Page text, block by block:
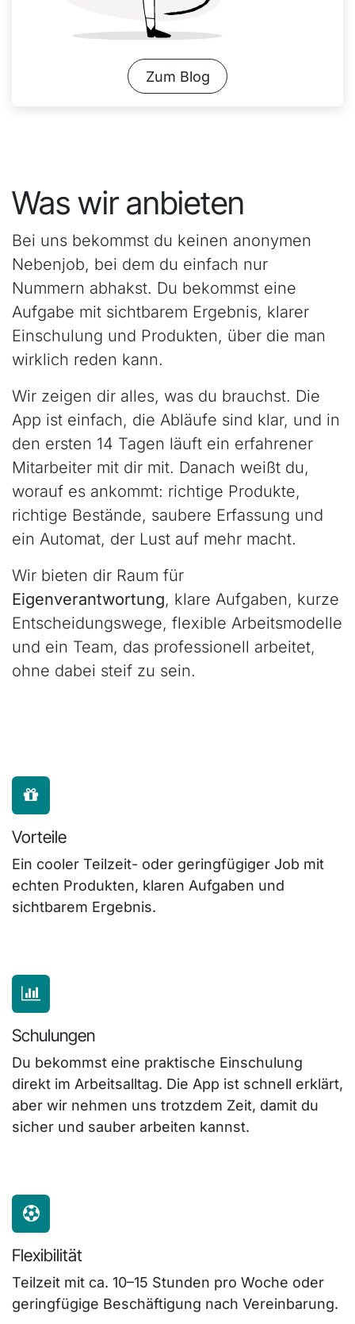
Zum Blog
Was wir anbieten
Bei uns bekommst du keinen anonymen
Nebenjob, bei dem du einfach nur
Nummern abhakst. Du bekommst eine
Aufgabe mit sichtbarem Ergebnis, klarer
Einschulung und Produkten, über die man
wirklich reden kann.
Wir zeigen dir alles, was du brauchst. Die
App ist einfach, die Abläufe sind klar, und in
den ersten 14 Tagen läuft ein erfahrener
Mitarbeiter mit dir mit. Danach weißt du,
worauf es ankommt: richtige Produkte,
richtige Bestände, saubere Erfassung und
ein Automat, der Lust auf mehr macht.
Wir bieten dir Raum für
Eigenverantwortung, klare Aufgaben, kurze
Entscheidungswege, flexible Arbeitsmodelle
und ein Team, das professionell arbeitet,
ohne dabei steif zu sein.
Vorteile
Ein cooler Teilzeit- oder geringfügiger Job mit
echten Produkten, klaren Aufgaben und
sichtbarem Ergebnis.
Schulungen
Du bekommst eine praktische Einschulung
direkt im Arbeitsalltag. Die App ist schnell erklärt,
aber wir nehmen uns trotzdem Zeit, damit du
sicher und sauber arbeiten kannst.
Flexibilität
Teilzeit mit ca. 10–15 Stunden pro Woche oder
geringfügige Beschäftigung nach Vereinbarung.